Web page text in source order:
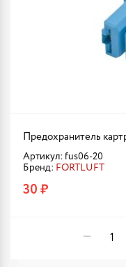
Предохранитель
Артикул: fus06-20
Бренд: FORTLUFT
30 ₽